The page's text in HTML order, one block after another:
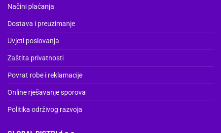
Načini plaćanja
Dostava i preuzimanje
Uvjeti poslovanja
Zaštita privatnosti
Povrat robe i reklamacije
Online rješavanje sporova
Politika održivog razvoja